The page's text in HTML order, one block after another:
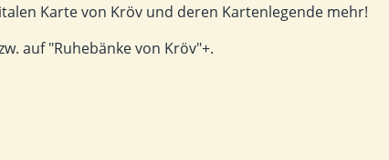
Karte von Kröv und deren Kartenlegende mehr!
auf "Ruhebänke von Kröv"+.